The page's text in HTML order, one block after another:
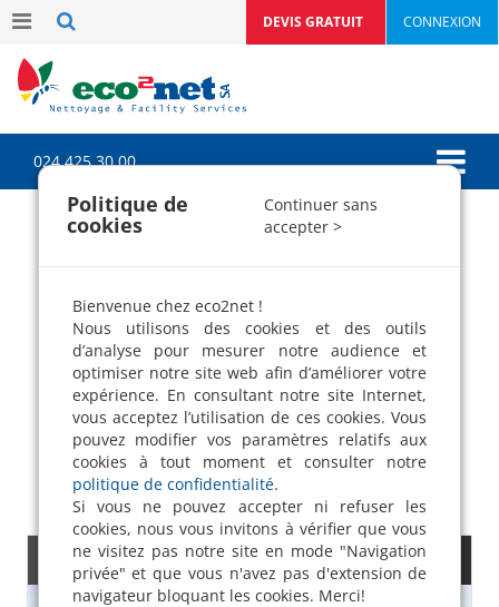
CONNEXION
DEVIS GRATUIT
024 425 30 00
LES ACTUALITÉS DE
PROPRETÉ
Découvrez toutes les actualités
d'eco2net SA
Notre entreprise de nettoyage écologique,
partage avec ses chers clients ses dernières
nouvelles
07 May 2024
Politique de
cookies
Continuer sans
accepter >
Bienvenue chez eco2net !
Nous utilisons des cookies et des outils
d’analyse pour mesurer notre audience et
optimiser notre site web afin d’améliorer votre
expérience. En consultant notre site Internet,
vous acceptez l’utilisation de ces cookies. Vous
pouvez modifier vos paramètres relatifs aux
cookies à tout moment et consulter notre
politique de confidentialité.
Si vous ne pouvez accepter ni refuser les
cookies, nous vous invitons à vérifier que vous
ne visitez pas notre site en mode "Navigation
privée" et que vous n'avez pas d'extension de
navigateur bloquant les cookies. Merci!